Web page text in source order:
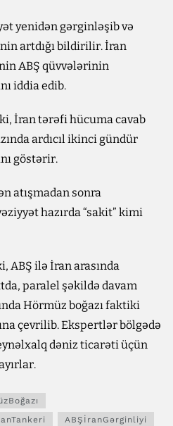
yenidən gərginləşib və
artdığı bildirilir. İran
ABŞ qüvvələrinin
iddia edib.
İran tərəfi hücuma cavab
ardıcıl ikinci gündür
göstərir.
atışmadan sonra
hazırda “sakit” kimi
ABŞ ilə İran arasında
paralel şəkildə davam
Hörmüz boğazı faktiki
çevrilib. Ekspertlər bölgədə
dəniz ticarəti üçün
ABŞİranGərginliyi